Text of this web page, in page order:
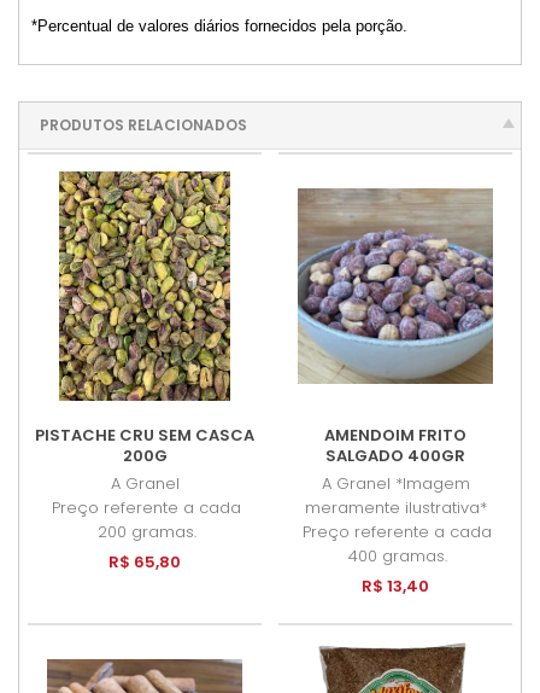
*Percentual de valores diários fornecidos pela porção.
PRODUTOS RELACIONADOS
PISTACHE CRU SEM CASCA
200G
A Granel
Preço referente a cada
200 gramas.
R$ 65,80
AMENDOIM FRITO
SALGADO 400GR
A Granel *Imagem
meramente ilustrativa*
Preço referente a cada
400 gramas.
R$ 13,40